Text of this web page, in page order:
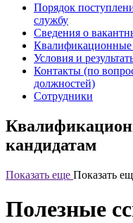
Порядок
службу
Сведения о
Квалификационные
Условия и
Контакты (по
должностей)
Сотрудники
кандидатам
Показать еще Показать
Полезные